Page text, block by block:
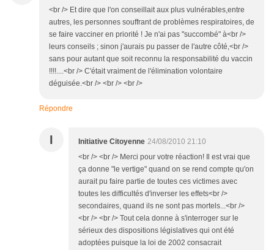
<br /> Et dire que l'on conseillait aux plus vulnérables,entre
autres, les personnes souffrant de problèmes respiratoires, de
se faire vacciner en priorité ! Je n'ai pas "succombé" à<br />
leurs conseils ; sinon j'aurais pu passer de l'autre côté,<br />
sans pour autant que soit reconnu la responsabilité du vaccin
!!!!....<br /> C'était vraiment de l'élimination volontaire
déguisée.<br /> <br /> <br />
Répondre
I Initiative Citoyenne 24/08/2010 21:10
<br /> <br /> Merci pour votre réaction! Il est vrai que
ça donne "le vertige" quand on se rend compte qu'on
aurait pu faire partie de toutes ces victimes avec
toutes les difficultés d'inverser les effets<br />
secondaires, quand ils ne sont pas mortels...<br />
<br /> <br /> Tout cela donne à s'interroger sur le
sérieux des dispositions législatives qui ont été
adoptées puisque la loi de 2002 consacrait